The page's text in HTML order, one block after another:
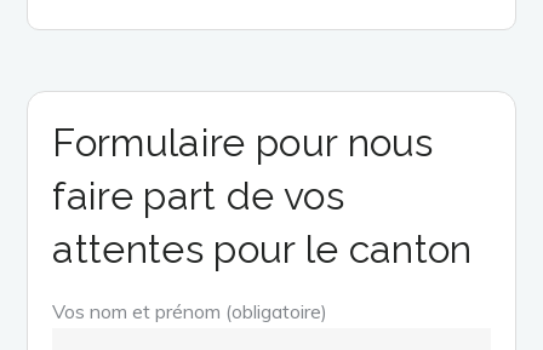
Formulaire pour nous
faire part de vos
attentes pour le canton
Vos nom et prénom (obligatoire)